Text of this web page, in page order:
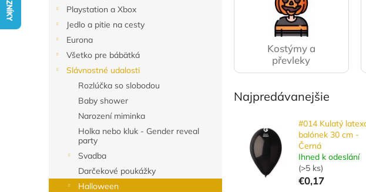
Playstation a Xbox
Jedlo a pitie na cesty
Eurona
Všetko pre bábätká
Slávnostné udalosti
Rozlúčka so slobodou
Baby shower
Narození miminka
Holka nebo kluk - Gender reveal
party
Svadba
Darčekové poukážky
Halloween
Kostýmy a
převleky
Najpredávanejšie
#014 Kulatý
balónek 30 cm -
Černá
Ihned k odeslání
(>5 ks)
€0,17